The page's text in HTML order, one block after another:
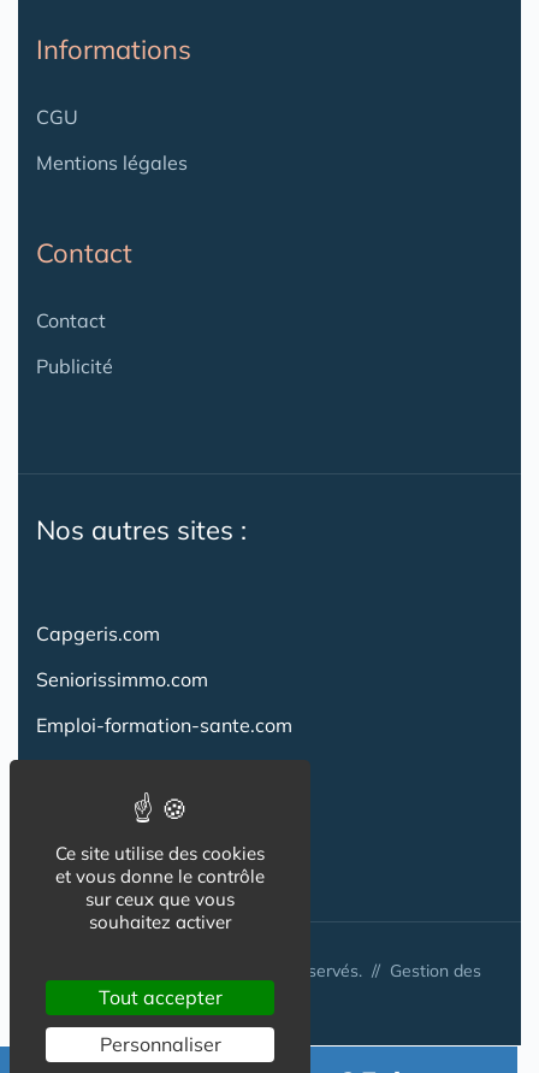
Informations
CGU
Mentions légales
Contact
Contact
Publicité
Nos autres sites :
Capgeris.com
Seniorissimmo.com
Emploi-formation-sante.com
Creche-et-naissance.com
Co-Living & Co-Working
© Australis 2026 - Tous droits réservés. // Gestion des
Ce site utilise des cookies
et vous donne le contrôle
sur ceux que vous
souhaitez activer
Tout accepter
Personnaliser